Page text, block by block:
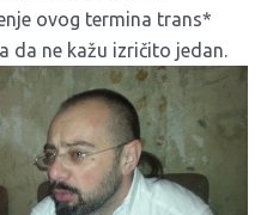
ovog termina trans*
da ne kažu izričito jedan.